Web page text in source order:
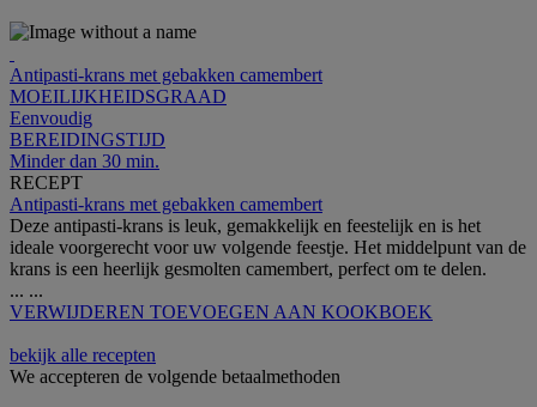
Antipasti-krans met gebakken camembert
MOEILIJKHEIDSGRAAD
Eenvoudig
BEREIDINGSTIJD
Minder dan 30 min.
RECEPT
Antipasti-krans met gebakken camembert
Deze antipasti-krans is leuk, gemakkelijk en feestelijk en is het
ideale voorgerecht voor uw volgende feestje. Het middelpunt van de
krans is een heerlijk gesmolten camembert, perfect om te delen.
... ...
VERWIJDEREN TOEVOEGEN AAN KOOKBOEK
bekijk alle recepten
We accepteren de volgende betaalmethoden